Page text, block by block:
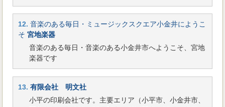
12. 音楽のある毎日・ミュージックスクエア小金井にようこ
そ 宮地楽器
音楽のある毎日・音楽のある小金井市へようこそ、宮地
楽器です
13. 有限会社 明文社
小平の印刷会社です。主要エリア（小平市、小金井市、